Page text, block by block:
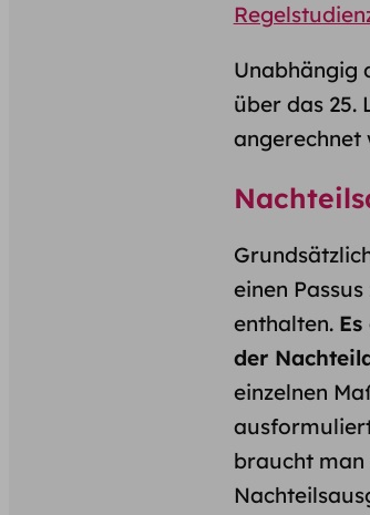
Unabhängig
über das 25.
angerechnet
einen
enthalten.
der
einzelnen
braucht man